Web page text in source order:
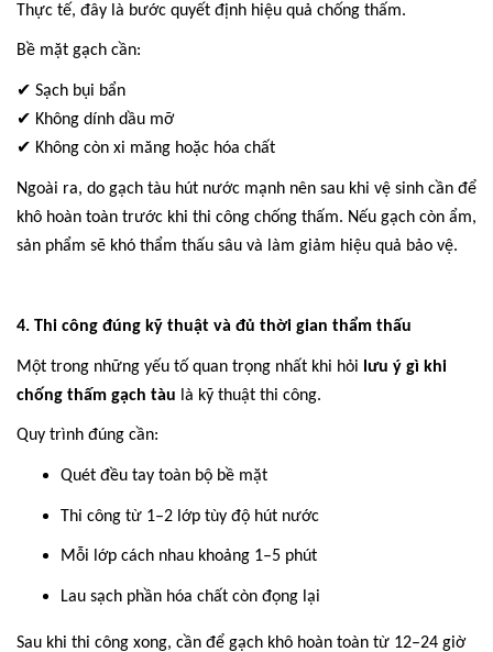
Thực tế, đây là bước quyết định hiệu quả chống thấm.
Bề mặt gạch cần:
✔ Sạch bụi bẩn
✔ Không dính dầu mỡ
✔ Không còn xi măng hoặc hóa chất
Ngoài ra, do gạch tàu hút nước mạnh nên sau khi vệ sinh cần để
khô hoàn toàn trước khi thi công chống thấm. Nếu gạch còn ẩm,
sản phẩm sẽ khó thẩm thấu sâu và làm giảm hiệu quả bảo vệ.
4. Thi công đúng kỹ thuật và đủ thời gian thẩm thấu
Một trong những yếu tố quan trọng nhất khi hỏi lưu ý gì khi
chống thấm gạch tàu là kỹ thuật thi công.
Quy trình đúng cần:
Quét đều tay toàn bộ bề mặt
Thi công từ 1–2 lớp tùy độ hút nước
Mỗi lớp cách nhau khoảng 1–5 phút
Lau sạch phần hóa chất còn đọng lại
Sau khi thi công xong, cần để gạch khô hoàn toàn từ 12–24 giờ